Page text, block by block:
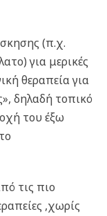
(π.χ.
για μερικές
θεραπεία για
δηλαδή τοπικό
του έξω
τις πιο
,χωρίς